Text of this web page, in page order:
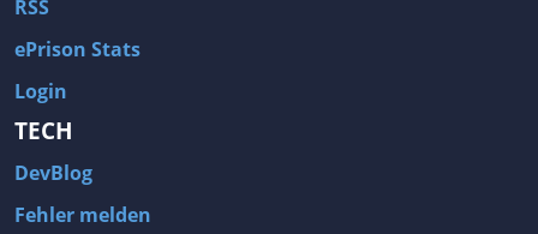
RSS
ePrison Stats
Login
TECH
DevBlog
Fehler melden